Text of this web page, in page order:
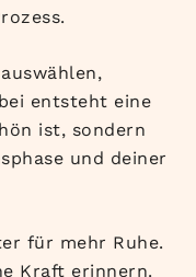
entsteht eine
ist, sondern
und deiner
für mehr Ruhe.
Kraft erinnern.